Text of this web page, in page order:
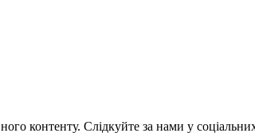
контенту. Слідкуйте за нами у